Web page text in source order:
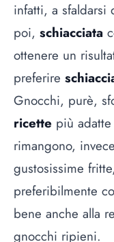
infatti, a sfaldarsi
poi, schiacciata
ottenere un
preferire
Gnocchi, purè,
ricette più
rimangono,
gustosissime
preferibilmente
bene anche alla
gnocchi ripieni.